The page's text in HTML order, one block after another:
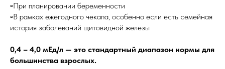
▫️При планировании беременности
▫️В рамках ежегодного чекапа, особенно если есть семейная
история заболеваний щитовидной железы
0,4 – 4,0 мЕд/л — это стандартный диапазон нормы для
большинства взрослых.